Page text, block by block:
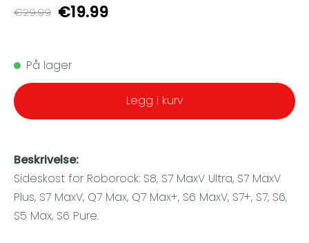
€29.99 €19.99
På lager
Legg i kurv
Beskrivelse:
Sideskost for Roborock: S8, S7 MaxV Ultra, S7 MaxV
Plus, S7 MaxV, Q7 Max, Q7 Max+, S6 MaxV, S7+, S7, S6,
S5 Max, S6 Pure.